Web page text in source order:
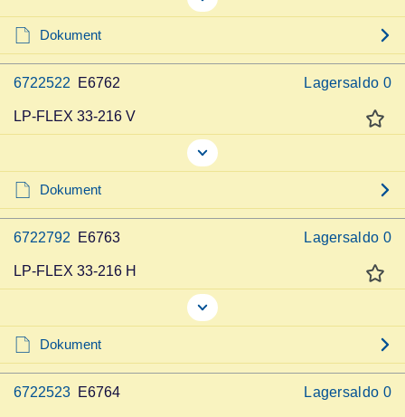
Dokument
6722522 E6762 Lagersaldo 0
LP-FLEX 33-216 V
Dokument
6722792 E6763 Lagersaldo 0
LP-FLEX 33-216 H
Dokument
6722523 E6764 Lagersaldo 0